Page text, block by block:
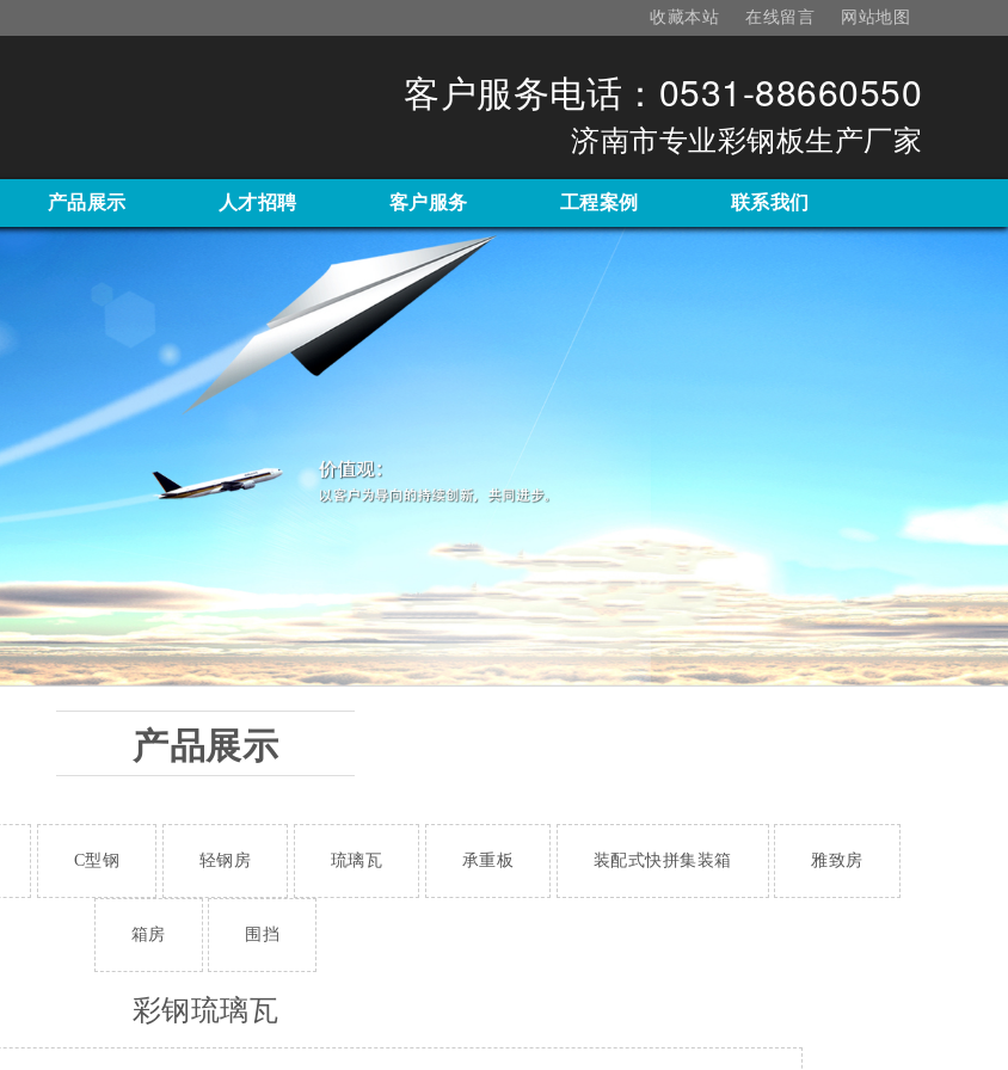
收藏本站 在线留言 网站地图
客户服务电话：0531-88660550
济南市专业彩钢板生产厂家
产品展示 人才招聘 客户服务 工程案例 联系我们
产品展示
C型钢 轻钢房 琉璃瓦 承重板 装配式快拼集装箱 雅致房
箱房 围挡
彩钢琉璃瓦